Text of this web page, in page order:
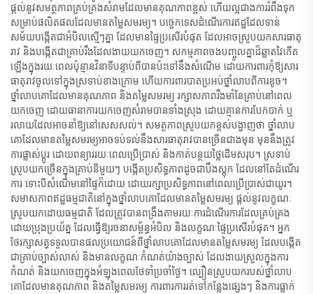
ផ្តល់​នូវ​សមត្ថភាព​គ្រប់គ្រង​សំរាម​ដែល​មាន​គុណភាព​ខ្ពស់ ហើយ​ល្អ​ជាង​ការ​រំពឹង​ទុក​
សម្រាប់​ផលិតផល​ដែល​មាន​តម្លៃ​សមរម្យ។ បច្ចេកទេស​ដំណើរការ​ឥដ្ឋ​ដែល​ទាន់​
សម័យ​បង្កើត​ជា​អំបិល​ស្មើៗ​គ្នា ដែល​មាន​ផ្ទៃ​ប្រសើរ​បំផុត ដែល​អាច​ស្រូប​យក​សារធាតុ​
រាវ និង​បង្កើត​ជា​គ្រាប់​រឹង​ដែល​ងាយ​យក​ចេញ។ សកម្មភាព​ចង​បញ្ចូល​គ្នា​ដ៏​ឆ្លាត​វៃ​កើត
ឡើង​ក្នុង​រយៈ​ពេល​ប៉ុន្មាន​វិនាទី​បន្ទាប់​ពី​បាន​ប៉ះ​ទៅ​នឹង​សំណើម ដោយ​ការពារ​កុំ​ឱ្យ​សារ
ធាតុ​រាវ​ចូល​ទៅ​ក្នុង​ស្រទាប់​ខាងក្រោម ហើយ​ការពារ​បាត​ប្រអប់​ថ្នាំលាប​ពី​ការ​ខូច។
ថ្នាំលាប​គោ​ដែល​មាន​គុណភាព និង​តម្លៃ​សមរម្យ រក្សា​សភាព​រឹង​មាំ​នៃ​គ្រាប់​នៅ​ពេល​
យក​ចេញ ដោយ​ធានា​ការ​យក​ចេញ​សំរាម​បាន​ទាំង​ស្រុង ដោយ​គ្មាន​ការ​បែក​បាក់ ឬ​
រលាយ​ដែល​អាច​នាំ​ឱ្យ​នៅ​សេសសល់។ សមត្ថភាព​ស្រូប​យក​ខ្ពស់​បង្ហាញ​ថា ថ្នាំលាប​
គោ​ដែល​មាន​តម្លៃ​សមរម្យ​អាច​ទប់​ទល់​នឹង​សារធាតុ​រាវ​បាន​ច្រើន​ជាង​មុន មុន​នឹង​ត្រូវ​
ការ​ផ្លាស់​ប្តូរ ដោយ​ពន្យារ​រយៈ​ពេល​ប្រើ​ប្រាស់ និង​កាត់​បន្ថយ​ថ្លៃ​ដើម​សរុប។ ស្រទាប់​
ស្រូប​យក​ច្រើន​ក្នុង​គ្រាប់​នីមួយៗ បង្កើត​ប្រសិទ្ធភាព​ដូច​ជា​បឹង​ស្តុក ដែល​នៅ​តែ​ដំណើរ
ការ ទោះ​បី​សំណើម​នៅ​ផ្ទៃ​ក៏​ដោយ ដោយ​រក្សា​ប្រសិទ្ធភាព​នៅ​ពេល​ប្រើ​ប្រាស់​ជា​យូរ។
សមាសភាព​ឥដ្ឋ​ធម្មជាតិ​នៅ​ក្នុង​ថ្នាំលាប​គោ​ដែល​មាន​តម្លៃ​សមរម្យ ផ្តល់​នូវ​លក្ខណៈ​
ស្រូប​យក​ដោយ​ធម្មជាតិ ដែល​ត្រូវ​បាន​ពង្រឹង​តាម​រយៈ​ការ​ដំណើរការ​ដែល​គ្រប់គ្រង​
ដោយ​ប្រុង​ប្រយ័ត្ន ដែល​ធ្វើ​ឱ្យ​រចនាសម្ព័ន្ធ​អំបិល និង​លក្ខណៈ​ផ្ទៃ​ប្រសើរ​បំផុត។ អ្នក​
ថែរក្សា​សត្វ​ទទួល​បាន​ផល​ប្រយោជន៍​ពី​ថ្នាំលាប​គោ​ដែល​មាន​តម្លៃ​សមរម្យ ដែល​បង្កើត​
ជា​គ្រាប់​ច្បាស់លាស់ និង​មាន​លក្ខណៈ​កំណត់​យ៉ាង​ច្បាស់ ដែល​ងាយ​ស្រួល​ក្នុង​ការ​
កំណត់ និង​យក​ចេញ​ក្នុង​អំឡុង​ពេល​ថែទាំ​ប្រចាំ​ថ្ងៃ។ ល្បឿន​ស្រូប​យក​របស់​ថ្នាំលាប​
គោ​ដែល​មាន​គុណភាព និង​តម្លៃ​សមរម្យ ការពារ​ការ​រត់​ទៅ​កន្លែង​ផ្សេងៗ និង​ការ​ធ្លាក់​